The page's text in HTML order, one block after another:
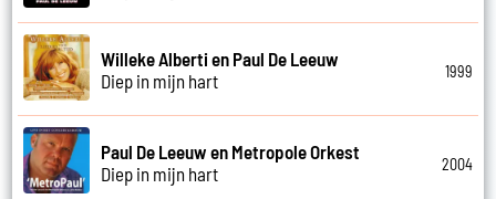
Willeke Alberti en Paul De Leeuw
Diep in mijn hart
1999
Paul De Leeuw en Metropole Orkest
Diep in mijn hart
2004